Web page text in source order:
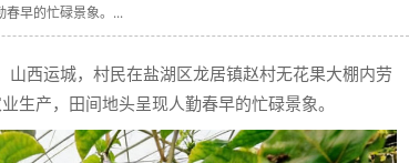
春早的忙碌景象。...
西运城，村民在盐湖区龙居镇赵村无花果大棚内劳
生产，田间地头呈现人勤春早的忙碌景象。